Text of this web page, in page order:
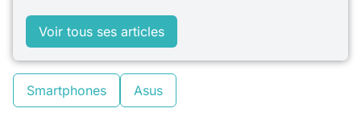
Voir tous ses articles
Smartphones Asus